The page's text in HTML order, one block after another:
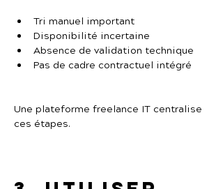
Tri manuel important
Disponibilité incertaine
Absence de validation technique
Pas de cadre contractuel intégré
Une plateforme freelance IT centralise
ces étapes.